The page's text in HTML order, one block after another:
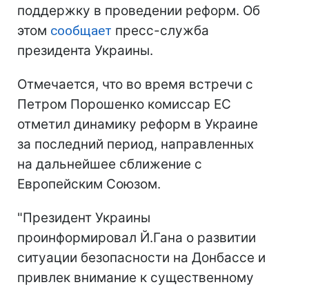
поддержку в проведении реформ. Об
этом сообщает пресс-служба
президента Украины.
Отмечается, что во время встречи с
Петром Порошенко комиссар ЕС
отметил динамику реформ в Украине
за последний период, направленных
на дальнейшее сближение с
Европейским Союзом.
"Президент Украины
проинформировал Й.Гана о развитии
ситуации безопасности на Донбассе и
привлек внимание к существенному